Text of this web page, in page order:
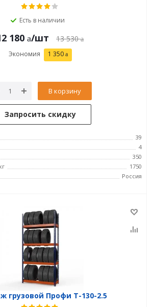
Есть в наличии
180 /шт 13 530
Экономия 1 350
В корзину
Запросить скидку
39
4
350
1750
Россия
грузовой Профи Т-130-2.5